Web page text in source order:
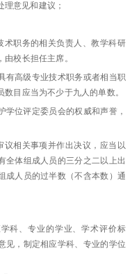
理意见和建议；
职务的相关负责人、教学科研
校长担任主席。
有高级专业技术职务或者相当职
目应当为不少于九人的单数。
位评定委员会的权威和声誉，
相关事项并作出决议，应当以
全体组成人员的三分之二以上出
成人员的过半数（不含本数）通
科、专业的学业、学术评价标
见，制定相应学科、专业的学位